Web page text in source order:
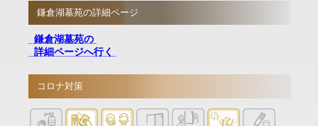
鎌倉湖墓苑の詳細ページ
鎌倉湖墓苑の
詳細ページへ行く
コロナ対策